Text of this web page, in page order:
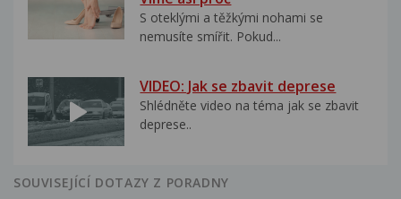
S oteklými a těžkými nohami se
nemusíte smířit. Pokud...
VIDEO: Jak se zbavit deprese
Shlédněte video na téma jak se zbavit
deprese..
SOUVISEJÍCÍ DOTAZY Z PORADNY